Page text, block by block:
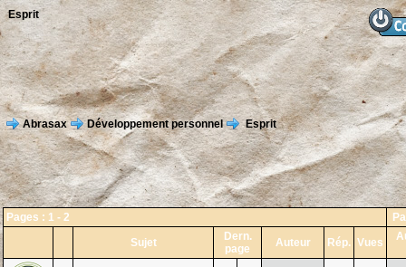
Esprit
Abrasax Développement personnel Esprit
Pages : 1 - 2
Sujet
Dern.
page
Auteur Rép. Vues